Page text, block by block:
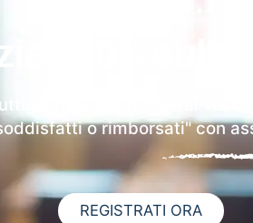
100% sulla
D'asti riceverai via
o rimborsati" con
REGISTRATI ORA